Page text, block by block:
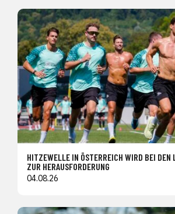
HITZEWELLE IN ÖSTERREICH WIRD BEI DEN
ZUR HERAUSFORDERUNG
04.08.26